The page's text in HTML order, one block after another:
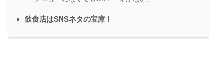
飲食店はSNSネタの宝庫！